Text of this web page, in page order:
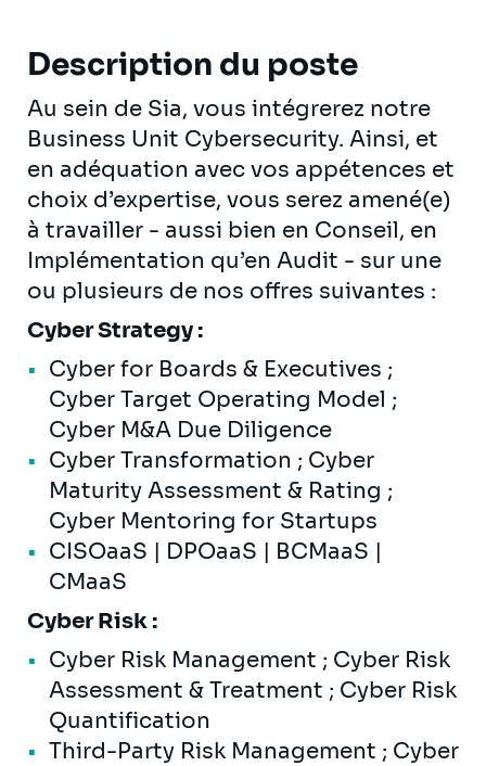
Description du poste
Au sein de Sia, vous intégrerez notre
Business Unit Cybersecurity. Ainsi, et
en adéquation avec vos appétences et
choix d’expertise, vous serez amené(e)
à travailler - aussi bien en Conseil, en
Implémentation qu’en Audit - sur une
ou plusieurs de nos offres suivantes :
Cyber Strategy :
Cyber for Boards & Executives ;
Cyber Target Operating Model ;
Cyber M&A Due Diligence
Cyber Transformation ; Cyber
Maturity Assessment & Rating ;
Cyber Mentoring for Startups
CISOaaS | DPOaaS | BCMaaS |
CMaaS
Cyber Risk :
Cyber Risk Management ; Cyber Risk
Assessment & Treatment ; Cyber Risk
Quantification
Third-Party Risk Management ; Cyber